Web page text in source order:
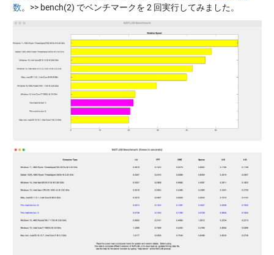
数。>> bench(2) でベンチマークを 2 回実行してみました。